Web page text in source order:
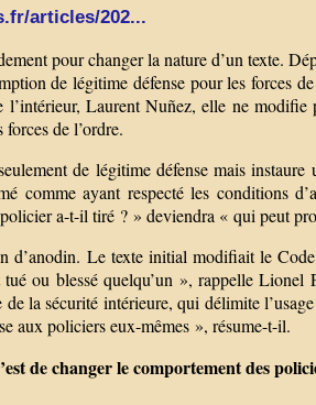
articles/202...
pour changer la nature d’un texte.
de légitime défense pour les forces
l’intérieur, Laurent Nuñez, elle ne
de l’ordre.
de légitime défense mais
comme ayant respecté les conditions
a-t-il tiré ? » deviendra « qui peut
d’anodin. Le texte initial modifiait le
ou blessé quelqu’un », rappelle
la sécurité intérieure, qui délimite
aux policiers eux-mêmes », résume-t-il.
de changer le comportement des